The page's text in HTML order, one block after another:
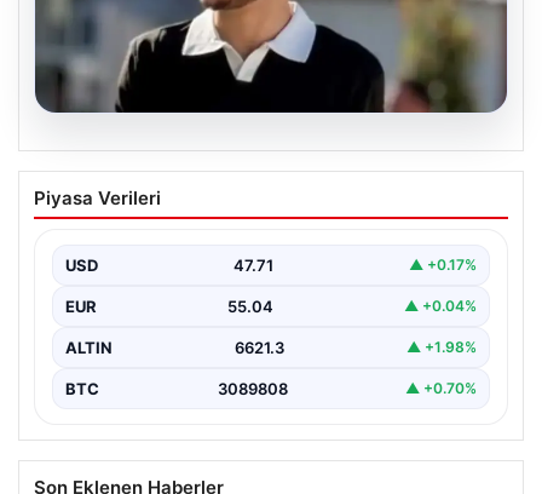
Fatih’te 19 yaşındaki Ali’nin bıçakla
öldürüldüğü kavgaya ilişkin gözaltı
Piyasa Verileri
USD 47.71 ▲ +0.17%
EUR 55.04 ▲ +0.04%
ALTIN 6621.3 ▲ +1.98%
BTC 3089808 ▲ +0.70%
Son Eklenen Haberler